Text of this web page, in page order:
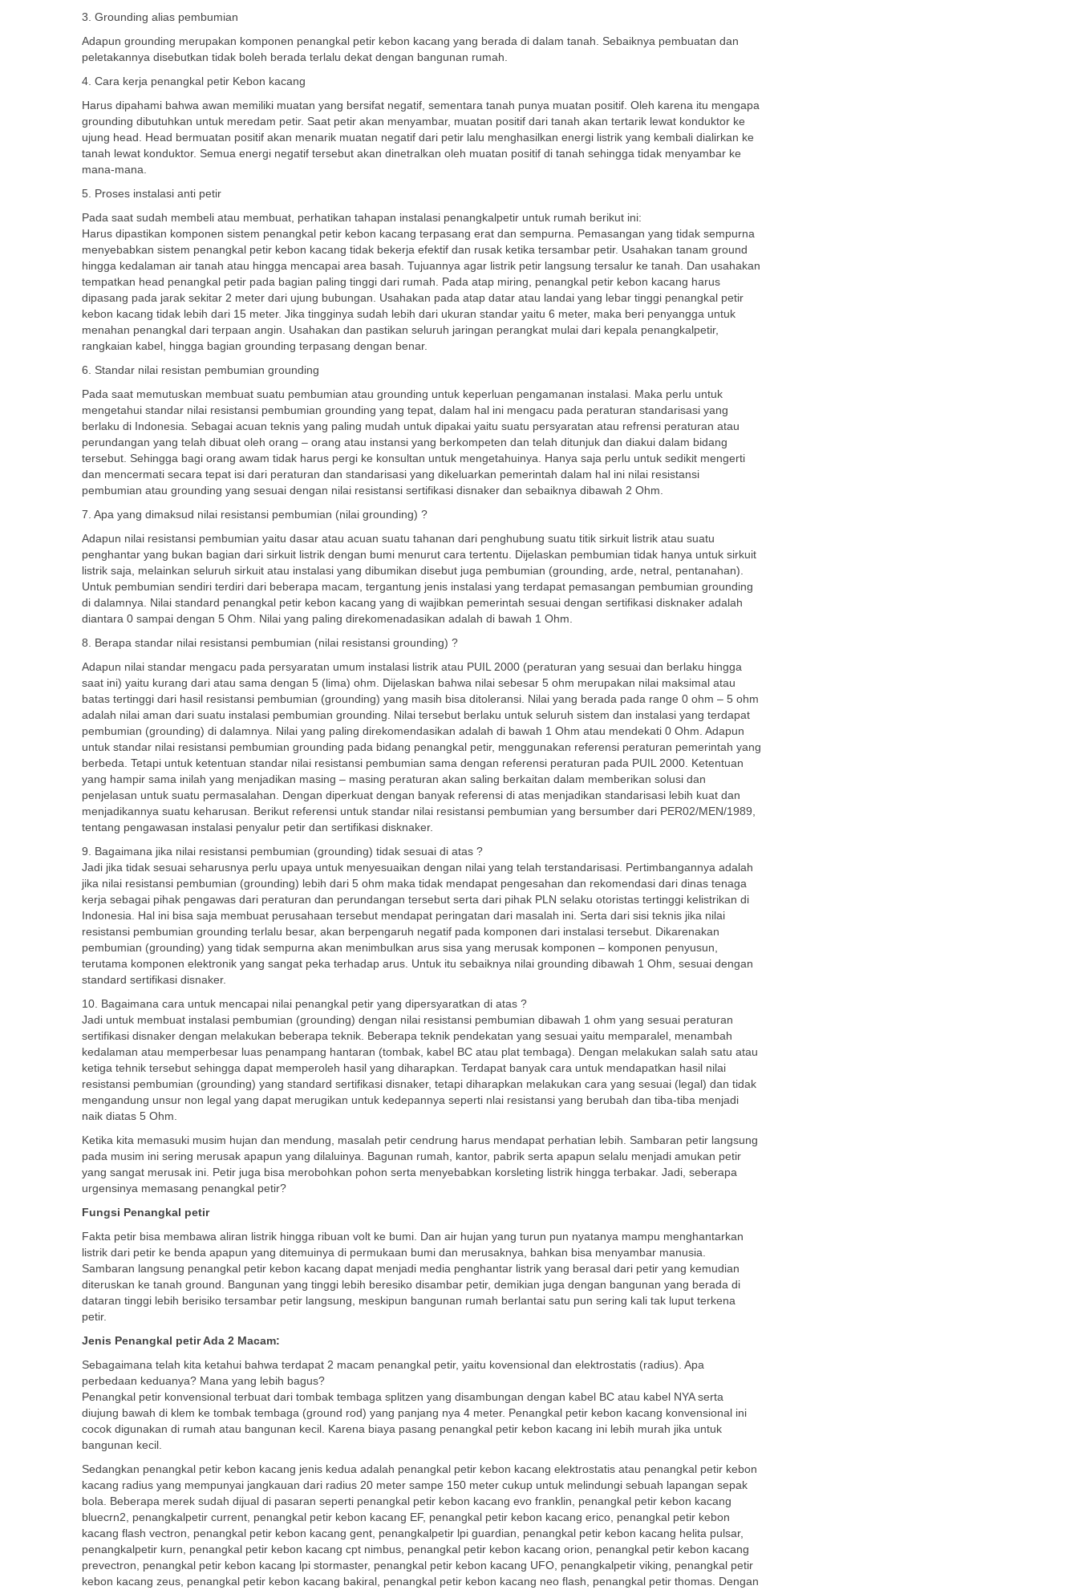
3. Grounding alias pembumian
Adapun grounding merupakan komponen penangkal petir kebon kacang yang berada di dalam tanah. Sebaiknya pembuatan dan
peletakannya disebutkan tidak boleh berada terlalu dekat dengan bangunan rumah.
4. Cara kerja penangkal petir Kebon kacang
Harus dipahami bahwa awan memiliki muatan yang bersifat negatif, sementara tanah punya muatan positif. Oleh karena itu mengapa
grounding dibutuhkan untuk meredam petir. Saat petir akan menyambar, muatan positif dari tanah akan tertarik lewat konduktor ke
ujung head. Head bermuatan positif akan menarik muatan negatif dari petir lalu menghasilkan energi listrik yang kembali dialirkan ke
tanah lewat konduktor. Semua energi negatif tersebut akan dinetralkan oleh muatan positif di tanah sehingga tidak menyambar ke
mana-mana.
5. Proses instalasi anti petir
Pada saat sudah membeli atau membuat, perhatikan tahapan instalasi penangkalpetir untuk rumah berikut ini:
Harus dipastikan komponen sistem penangkal petir kebon kacang terpasang erat dan sempurna. Pemasangan yang tidak sempurna
menyebabkan sistem penangkal petir kebon kacang tidak bekerja efektif dan rusak ketika tersambar petir. Usahakan tanam ground
hingga kedalaman air tanah atau hingga mencapai area basah. Tujuannya agar listrik petir langsung tersalur ke tanah. Dan usahakan
tempatkan head penangkal petir pada bagian paling tinggi dari rumah. Pada atap miring, penangkal petir kebon kacang harus
dipasang pada jarak sekitar 2 meter dari ujung bubungan. Usahakan pada atap datar atau landai yang lebar tinggi penangkal petir
kebon kacang tidak lebih dari 15 meter. Jika tingginya sudah lebih dari ukuran standar yaitu 6 meter, maka beri penyangga untuk
menahan penangkal dari terpaan angin. Usahakan dan pastikan seluruh jaringan perangkat mulai dari kepala penangkalpetir,
rangkaian kabel, hingga bagian grounding terpasang dengan benar.
6. Standar nilai resistan pembumian grounding
Pada saat memutuskan membuat suatu pembumian atau grounding untuk keperluan pengamanan instalasi. Maka perlu untuk
mengetahui standar nilai resistansi pembumian grounding yang tepat, dalam hal ini mengacu pada peraturan standarisasi yang
berlaku di Indonesia. Sebagai acuan teknis yang paling mudah untuk dipakai yaitu suatu persyaratan atau refrensi peraturan atau
perundangan yang telah dibuat oleh orang – orang atau instansi yang berkompeten dan telah ditunjuk dan diakui dalam bidang
tersebut. Sehingga bagi orang awam tidak harus pergi ke konsultan untuk mengetahuinya. Hanya saja perlu untuk sedikit mengerti
dan mencermati secara tepat isi dari peraturan dan standarisasi yang dikeluarkan pemerintah dalam hal ini nilai resistansi
pembumian atau grounding yang sesuai dengan nilai resistansi sertifikasi disnaker dan sebaiknya dibawah 2 Ohm.
7. Apa yang dimaksud nilai resistansi pembumian (nilai grounding) ?
Adapun nilai resistansi pembumian yaitu dasar atau acuan suatu tahanan dari penghubung suatu titik sirkuit listrik atau suatu
penghantar yang bukan bagian dari sirkuit listrik dengan bumi menurut cara tertentu. Dijelaskan pembumian tidak hanya untuk sirkuit
listrik saja, melainkan seluruh sirkuit atau instalasi yang dibumikan disebut juga pembumian (grounding, arde, netral, pentanahan).
Untuk pembumian sendiri terdiri dari beberapa macam, tergantung jenis instalasi yang terdapat pemasangan pembumian grounding
di dalamnya. Nilai standard penangkal petir kebon kacang yang di wajibkan pemerintah sesuai dengan sertifikasi disknaker adalah
diantara 0 sampai dengan 5 Ohm. Nilai yang paling direkomenadasikan adalah di bawah 1 Ohm.
8. Berapa standar nilai resistansi pembumian (nilai resistansi grounding) ?
Adapun nilai standar mengacu pada persyaratan umum instalasi listrik atau PUIL 2000 (peraturan yang sesuai dan berlaku hingga
saat ini) yaitu kurang dari atau sama dengan 5 (lima) ohm. Dijelaskan bahwa nilai sebesar 5 ohm merupakan nilai maksimal atau
batas tertinggi dari hasil resistansi pembumian (grounding) yang masih bisa ditoleransi. Nilai yang berada pada range 0 ohm – 5 ohm
adalah nilai aman dari suatu instalasi pembumian grounding. Nilai tersebut berlaku untuk seluruh sistem dan instalasi yang terdapat
pembumian (grounding) di dalamnya. Nilai yang paling direkomendasikan adalah di bawah 1 Ohm atau mendekati 0 Ohm. Adapun
untuk standar nilai resistansi pembumian grounding pada bidang penangkal petir, menggunakan referensi peraturan pemerintah yang
berbeda. Tetapi untuk ketentuan standar nilai resistansi pembumian sama dengan referensi peraturan pada PUIL 2000. Ketentuan
yang hampir sama inilah yang menjadikan masing – masing peraturan akan saling berkaitan dalam memberikan solusi dan
penjelasan untuk suatu permasalahan. Dengan diperkuat dengan banyak referensi di atas menjadikan standarisasi lebih kuat dan
menjadikannya suatu keharusan. Berikut referensi untuk standar nilai resistansi pembumian yang bersumber dari PER02/MEN/1989,
tentang pengawasan instalasi penyalur petir dan sertifikasi disknaker.
9. Bagaimana jika nilai resistansi pembumian (grounding) tidak sesuai di atas ?
Jadi jika tidak sesuai seharusnya perlu upaya untuk menyesuaikan dengan nilai yang telah terstandarisasi. Pertimbangannya adalah
jika nilai resistansi pembumian (grounding) lebih dari 5 ohm maka tidak mendapat pengesahan dan rekomendasi dari dinas tenaga
kerja sebagai pihak pengawas dari peraturan dan perundangan tersebut serta dari pihak PLN selaku otoristas tertinggi kelistrikan di
Indonesia. Hal ini bisa saja membuat perusahaan tersebut mendapat peringatan dari masalah ini. Serta dari sisi teknis jika nilai
resistansi pembumian grounding terlalu besar, akan berpengaruh negatif pada komponen dari instalasi tersebut. Dikarenakan
pembumian (grounding) yang tidak sempurna akan menimbulkan arus sisa yang merusak komponen – komponen penyusun,
terutama komponen elektronik yang sangat peka terhadap arus. Untuk itu sebaiknya nilai grounding dibawah 1 Ohm, sesuai dengan
standard sertifikasi disnaker.
10. Bagaimana cara untuk mencapai nilai penangkal petir yang dipersyaratkan di atas ?
Jadi untuk membuat instalasi pembumian (grounding) dengan nilai resistansi pembumian dibawah 1 ohm yang sesuai peraturan
sertifikasi disnaker dengan melakukan beberapa teknik. Beberapa teknik pendekatan yang sesuai yaitu memparalel, menambah
kedalaman atau memperbesar luas penampang hantaran (tombak, kabel BC atau plat tembaga). Dengan melakukan salah satu atau
ketiga tehnik tersebut sehingga dapat memperoleh hasil yang diharapkan. Terdapat banyak cara untuk mendapatkan hasil nilai
resistansi pembumian (grounding) yang standard sertifikasi disnaker, tetapi diharapkan melakukan cara yang sesuai (legal) dan tidak
mengandung unsur non legal yang dapat merugikan untuk kedepannya seperti nlai resistansi yang berubah dan tiba-tiba menjadi
naik diatas 5 Ohm.
Ketika kita memasuki musim hujan dan mendung, masalah petir cendrung harus mendapat perhatian lebih. Sambaran petir langsung
pada musim ini sering merusak apapun yang dilaluinya. Bagunan rumah, kantor, pabrik serta apapun selalu menjadi amukan petir
yang sangat merusak ini. Petir juga bisa merobohkan pohon serta menyebabkan korsleting listrik hingga terbakar. Jadi, seberapa
urgensinya memasang penangkal petir?
Fungsi Penangkal petir
Fakta petir bisa membawa aliran listrik hingga ribuan volt ke bumi. Dan air hujan yang turun pun nyatanya mampu menghantarkan
listrik dari petir ke benda apapun yang ditemuinya di permukaan bumi dan merusaknya, bahkan bisa menyambar manusia.
Sambaran langsung penangkal petir kebon kacang dapat menjadi media penghantar listrik yang berasal dari petir yang kemudian
diteruskan ke tanah ground. Bangunan yang tinggi lebih beresiko disambar petir, demikian juga dengan bangunan yang berada di
dataran tinggi lebih berisiko tersambar petir langsung, meskipun bangunan rumah berlantai satu pun sering kali tak luput terkena
petir.
Jenis Penangkal petir Ada 2 Macam:
Sebagaimana telah kita ketahui bahwa terdapat 2 macam penangkal petir, yaitu kovensional dan elektrostatis (radius). Apa
perbedaan keduanya? Mana yang lebih bagus?
Penangkal petir konvensional terbuat dari tombak tembaga splitzen yang disambungan dengan kabel BC atau kabel NYA serta
diujung bawah di klem ke tombak tembaga (ground rod) yang panjang nya 4 meter. Penangkal petir kebon kacang konvensional ini
cocok digunakan di rumah atau bangunan kecil. Karena biaya pasang penangkal petir kebon kacang ini lebih murah jika untuk
bangunan kecil.
Sedangkan penangkal petir kebon kacang jenis kedua adalah penangkal petir kebon kacang elektrostatis atau penangkal petir kebon
kacang radius yang mempunyai jangkauan dari radius 20 meter sampe 150 meter cukup untuk melindungi sebuah lapangan sepak
bola. Beberapa merek sudah dijual di pasaran seperti penangkal petir kebon kacang evo franklin, penangkal petir kebon kacang
bluecrn2, penangkalpetir current, penangkal petir kebon kacang EF, penangkal petir kebon kacang erico, penangkal petir kebon
kacang flash vectron, penangkal petir kebon kacang gent, penangkalpetir lpi guardian, penangkal petir kebon kacang helita pulsar,
penangkalpetir kurn, penangkal petir kebon kacang cpt nimbus, penangkal petir kebon kacang orion, penangkal petir kebon kacang
prevectron, penangkal petir kebon kacang lpi stormaster, penangkal petir kebon kacang UFO, penangkalpetir viking, penangkal petir
kebon kacang zeus, penangkal petir kebon kacang bakiral, penangkal petir kebon kacang neo flash, penangkal petir thomas. Dengan